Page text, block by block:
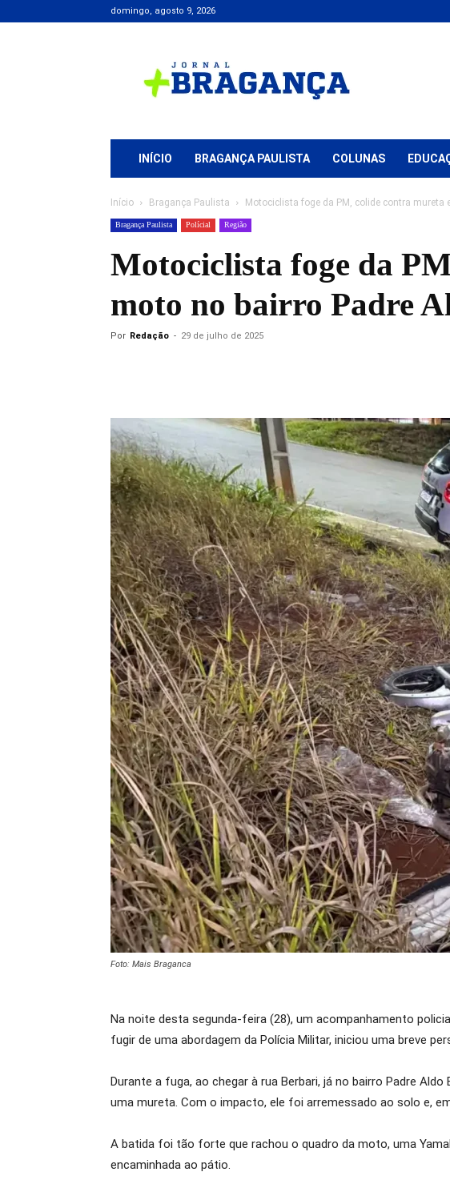
domingo, agosto 9, 2026
+
Bragança
INÍCIO BRAGANÇA PAULISTA COLUNAS
Início Bragança Paulista Motociclista foge da PM, colide contra mureta
Bragança Paulista Polícial Região
Motociclista foge da
moto no bairro Padre
Por Redação - 29 de julho de 2025
Foto: Mais Braganca
Na noite desta segunda-feira (28), um acompanhamento
fugir de uma abordagem da Polícia Militar, iniciou uma breve
Durante a fuga, ao chegar à rua Berbari, já no bairro Padre
uma mureta. Com o impacto, ele foi arremessado ao solo e,
A batida foi tão forte que rachou o quadro da moto, uma
encaminhada ao pátio.